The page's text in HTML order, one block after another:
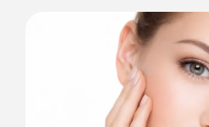
Ценим и благодарим
*фиксированные